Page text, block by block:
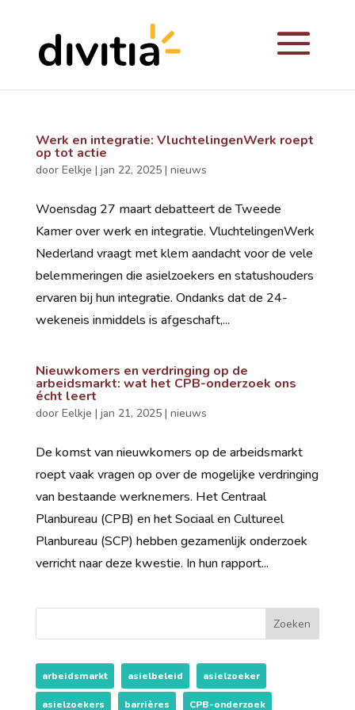
Werk en integratie: VluchtelingenWerk roept
op tot actie
door Eelkje | jan 22, 2025| nieuws
Woensdag 27 maart debatteert de Tweede
Kamer over werk en integratie. VluchtelingenWerk
Nederland vraagt met klem aandacht voor de vele
belemmeringen die asielzoekers en statushouders
ervaren bij hun integratie. Ondanks dat de 24-
wekeneis inmiddels is afgeschaft,...
Nieuwkomers en verdringing op de
arbeidsmarkt: wat het CPB-onderzoek ons
écht leert
door Eelkje | jan 21, 2025| nieuws
De komst van nieuwkomers op de arbeidsmarkt
roept vaak vragen op over de mogelijke verdringing
van bestaande werknemers. Het Centraal
Planbureau (CPB) en het Sociaal en Cultureel
Planbureau (SCP) hebben gezamenlijk onderzoek
verricht naar deze kwestie. In hun rapport...
Zoeken
arbeidsmarkt asielbeleid asielzoeker
asielzoekers barrières CPB-onderzoek